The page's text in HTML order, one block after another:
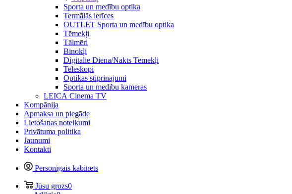
Sporta un medību optika
Termālās ierīces
OUTLET Sporta un medību optika
Tēmekļi
Tālmēri
Binokļi
Digitalie Diena/Nakts Temekļi
Teleskopi
Optikas stiprinajumi
Sporta un medību kameras
LEICA Cinema TV
Kompānija
Apmaksa un piegāde
Lietošanas noteikumi
Privātuma politika
Jaunumi
Kontakti
Personīgais kabinets
Jūsu grozs0